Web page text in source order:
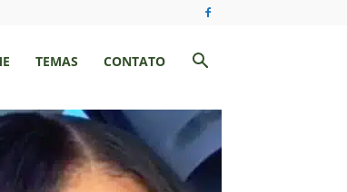
TEMAS CONTATO